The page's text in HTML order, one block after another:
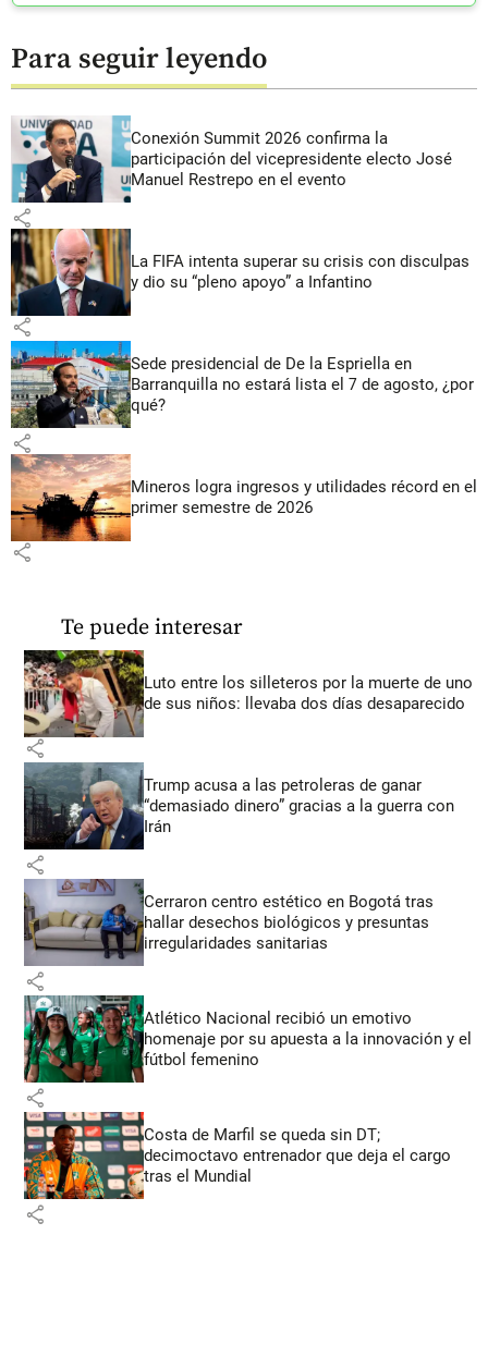
Para seguir leyendo
Conexión Summit 2026 confirma la
participación del vicepresidente electo José
Manuel Restrepo en el evento
share
La FIFA intenta superar su crisis con disculpas
y dio su “pleno apoyo” a Infantino
share
Sede presidencial de De la Espriella en
Barranquilla no estará lista el 7 de agosto, ¿por
qué?
share
Mineros logra ingresos y utilidades récord en el
primer semestre de 2026
share
Te puede interesar
Luto entre los silleteros por la muerte de uno
de sus niños: llevaba dos días desaparecido
share
Trump acusa a las petroleras de ganar
“demasiado dinero” gracias a la guerra con
Irán
share
Cerraron centro estético en Bogotá tras
hallar desechos biológicos y presuntas
irregularidades sanitarias
share
Atlético Nacional recibió un emotivo
homenaje por su apuesta a la innovación y el
fútbol femenino
share
Costa de Marfil se queda sin DT;
decimoctavo entrenador que deja el cargo
tras el Mundial
share